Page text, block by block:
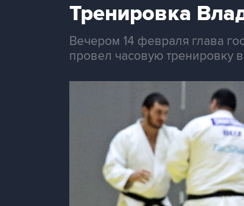
Тренировка
Вечером 14 февраля глава
провел часовую тренировку